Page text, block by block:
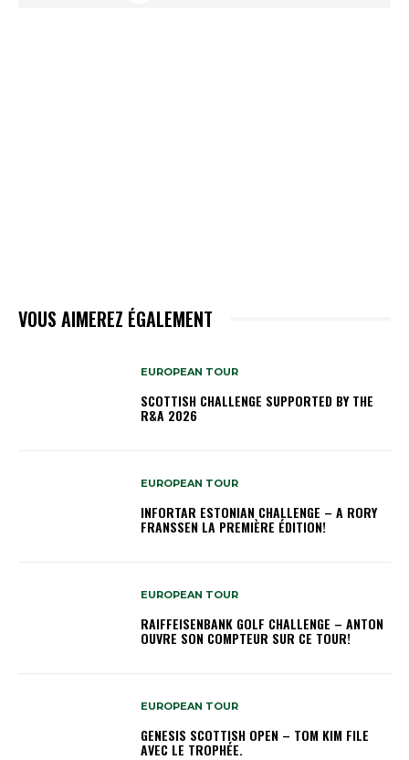
VOUS AIMEREZ ÉGALEMENT
EUROPEAN TOUR
SCOTTISH CHALLENGE SUPPORTED BY THE
R&A 2026
EUROPEAN TOUR
INFORTAR ESTONIAN CHALLENGE – A RORY
FRANSSEN LA PREMIÈRE ÉDITION!
EUROPEAN TOUR
RAIFFEISENBANK GOLF CHALLENGE – ANTON
OUVRE SON COMPTEUR SUR CE TOUR!
EUROPEAN TOUR
GENESIS SCOTTISH OPEN – TOM KIM FILE
AVEC LE TROPHÉE.